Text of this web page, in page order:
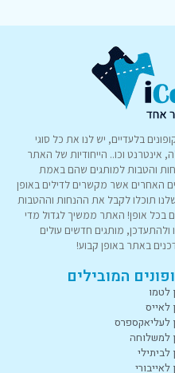
בלעדיים, יש לנו את כל סוגי
אינטרנט וכו.. הייחודיות של האתר
והטבות למותגים שהם באמת
האחרים אשר מקשרים לדילים באופן
תוכלו לקבל את ההנחות וההטבות
בכל אופן! האתר ממשיך לגדול מדי
ולהתעדכן, מותגים חדשים עולים
באתר באופן קבוע!
המובילים
לטמו
לאייס
לעליאקספרס
למשלוחה
לביתילי
לאייבורי